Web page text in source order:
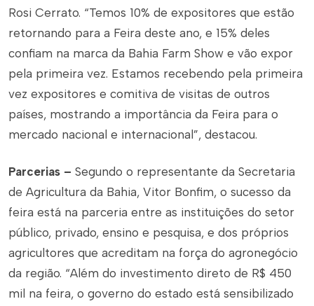
Rosi Cerrato. “Temos 10% de expositores que estão
retornando para a Feira deste ano, e 15% deles
confiam na marca da Bahia Farm Show e vão expor
pela primeira vez. Estamos recebendo pela primeira
vez expositores e comitiva de visitas de outros
países, mostrando a importância da Feira para o
mercado nacional e internacional”, destacou.
Parcerias – Segundo o representante da Secretaria
de Agricultura da Bahia, Vitor Bonfim, o sucesso da
feira está na parceria entre as instituições do setor
público, privado, ensino e pesquisa, e dos próprios
agricultores que acreditam na força do agronegócio
da região. “Além do investimento direto de R$ 450
mil na feira, o governo do estado está sensibilizado